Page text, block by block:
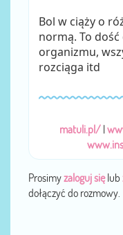
Bol w ciąży o
normą. To
organizmu,
rozciąga itd
matuli.pl/ |
Prosimyzaloguj sięlub
dołączyć do rozmowy.